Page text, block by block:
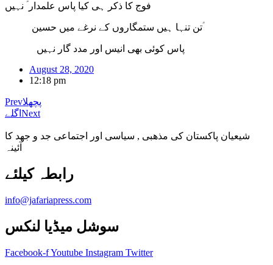
فوج کا ذکر ہی کیا پاس علمدار ؑ نہیں
تن تنہا ہیں ستمگاروں کے نرغے میں حسین ؑ
پاس کوئی بھی انیس اور مدد گار نہیں
August 28, 2020
12:18 pm
Prevپچھلا
اگلے Next
شیعیان پاکستان کی مذهبی , سیاسی اور اجتماعی جد و جهد کا
آئینہ
info@jafariapress.com​
سوشل میڈیا لنکس
Facebook-fYoutube Instagram Twitter